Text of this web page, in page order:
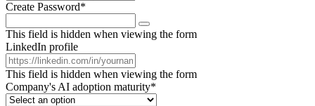
Create Password*
This field is hidden when viewing the form
LinkedIn profile
This field is hidden when viewing the form
Company's AI adoption maturity*